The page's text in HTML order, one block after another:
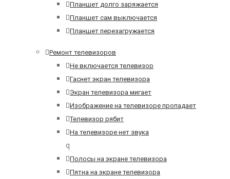
Планшет долго заряжается
Планшет сам выключается
Планшет перезагружается
Ремонт телевизоров
Не включается телевизор
Гаснет экран телевизора
Экран телевизора мигает
Изображение на телевизоре пропадает
Телевизор рябит
На телевизоре нет звука
q
Полосы на экране телевизора
Пятна на экране телевизора